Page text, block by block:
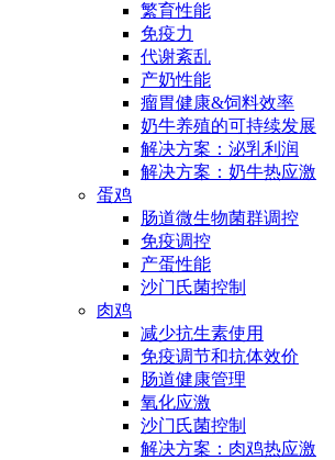
繁育性能
免疫力
代谢紊乱
产奶性能
瘤胃健康&饲料效率
奶牛养殖的可持续发展
解决方案：泌乳利润
解决方案：奶牛热应激
蛋鸡
肠道微生物菌群调控
免疫调控
产蛋性能
沙门氏菌控制
肉鸡
减少抗生素使用
免疫调节和抗体效价
肠道健康管理
氧化应激
沙门氏菌控制
解决方案：肉鸡热应激